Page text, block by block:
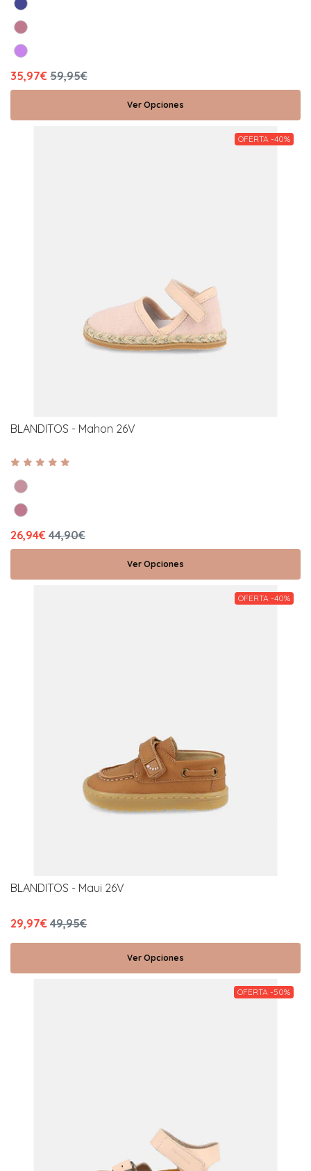
35,97€ 59,95€
Ver Opciones
OFERTA -40%
BLANDITOS - Mahon 26V
26,94€ 44,90€
Ver Opciones
OFERTA -40%
BLANDITOS - Maui 26V
29,97€ 49,95€
Ver Opciones
OFERTA -50%